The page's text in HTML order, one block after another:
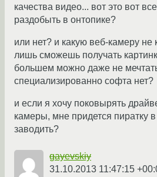
качества видео... вот это вот
раздобыть в онтопике?
или нет? и какую веб-камеру не
лишь сможешь получать
большем можно даже не
специализированно софта нет?
и если я хочу поковырять
камеры, мне придется пиратку
заводить?
gayevskiy
31.10.2013 11:47:15